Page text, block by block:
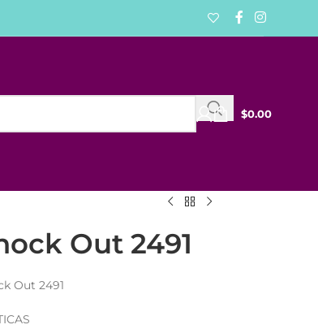
$0.00
Out 2491
Out 2491